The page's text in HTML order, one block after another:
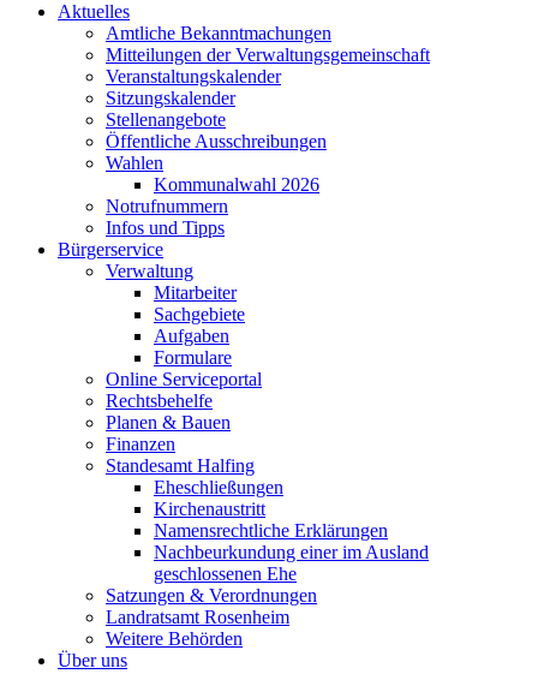
Aktuelles
Amtliche Bekanntmachungen
Mitteilungen der Verwaltungsgemeinschaft
Veranstaltungskalender
Sitzungskalender
Stellenangebote
Öffentliche Ausschreibungen
Wahlen
Kommunalwahl 2026
Notrufnummern
Infos und Tipps
Bürgerservice
Verwaltung
Mitarbeiter
Sachgebiete
Aufgaben
Formulare
Online Serviceportal
Rechtsbehelfe
Planen & Bauen
Finanzen
Standesamt Halfing
Eheschließungen
Kirchenaustritt
Namensrechtliche Erklärungen
Nachbeurkundung einer im Ausland
geschlossenen Ehe
Satzungen & Verordnungen
Landratsamt Rosenheim
Weitere Behörden
Über uns